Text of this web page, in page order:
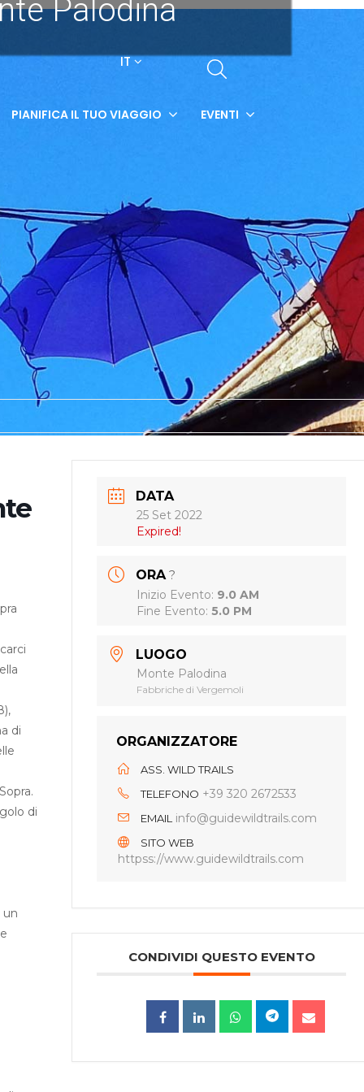
IT
PIANIFICA IL TUO VIAGGIO EVENTI
Palodina
di
di
un
DATA
25 Set 2022
Expired!
ORA ?
Inizio Evento: 9.0 AM
Fine Evento:5.0 PM
LUOGO
Monte Palodina
Fabbriche di Vergemoli
ORGANIZZATORE
ASS. WILD TRAILS
TELEFONO +39 320 2672533
EMAIL info@guidewildtrails.com
SITO WEB
httpss://www.guidewildtrails.com
CONDIVIDI QUESTO EVENTO